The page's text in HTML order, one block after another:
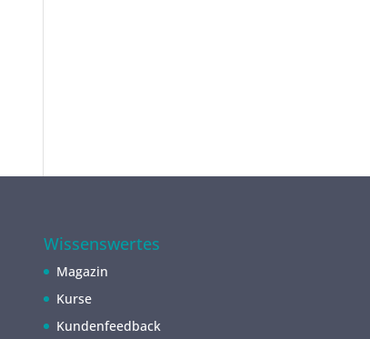
Wissenswertes
Magazin
Kurse
Kundenfeedback